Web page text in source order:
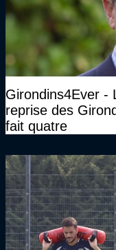
Girondins4Ever -
reprise des
fait quatre